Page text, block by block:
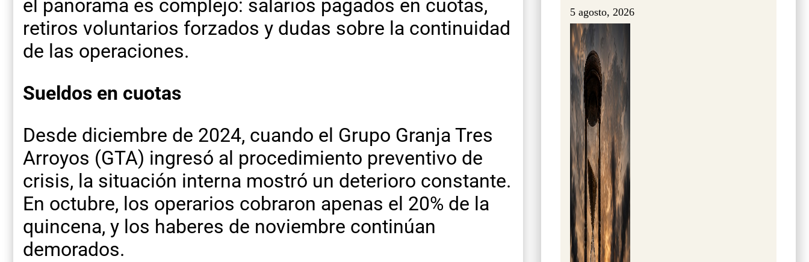
el panorama es complejo: salarios pagados en cuotas,
retiros voluntarios forzados y dudas sobre la continuidad
de las operaciones.
Sueldos en cuotas
Desde diciembre de 2024, cuando el Grupo Granja Tres
Arroyos (GTA) ingresó al procedimiento preventivo de
crisis, la situación interna mostró un deterioro constante.
En octubre, los operarios cobraron apenas el 20% de la
quincena, y los haberes de noviembre continúan
demorados.
5 agosto, 2026